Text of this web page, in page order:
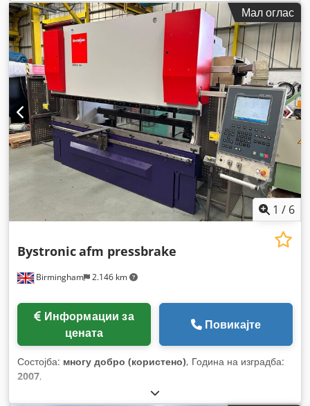
Мал оглас
1 / 6
Birmingham 2.146 km
Bystronicafm pressbrake
цената
Повикајте
Состојба: многу добро (користено), Година на изградба:
2007,